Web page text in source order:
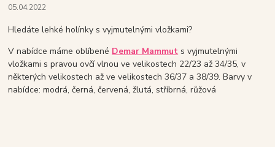
05.04.2022
Hledáte lehké holínky s vyjmutelnými vložkami?
V nabídce máme oblíbené Demar Mammut s vyjmutelnými
vložkami s pravou ovčí vlnou ve velikostech 22/23 až 34/35, v
některých velikostech až ve velikostech 36/37 a 38/39. Barvy v
nabídce: modrá, černá, červená, žlutá, stříbrná, růžová